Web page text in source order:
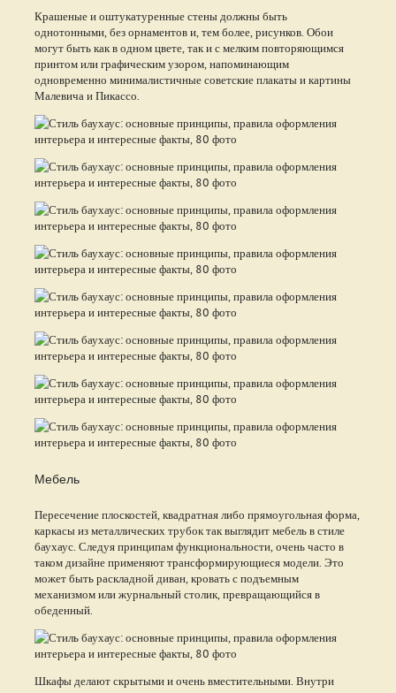
Крашеные и оштукатуренные стены должны быть
однотонными, без орнаментов и, тем более, рисунков. Обои
могут быть как в одном цвете, так и с мелким повторяющимся
принтом или графическим узором, напоминающим
одновременно минималистичные советские плакаты и картины
Малевича и Пикассо.
Мебель
Пересечение плоскостей, квадратная либо прямоугольная форма,
каркасы из металлических трубок так выглядит мебель в стиле
баухаус. Следуя принципам функциональности, очень часто в
таком дизайне применяют трансформирующиеся модели. Это
может быть раскладной диван, кровать с подъемным
механизмом или журнальный столик, превращающийся в
обеденный.
Шкафы делают скрытыми и очень вместительными. Внутри